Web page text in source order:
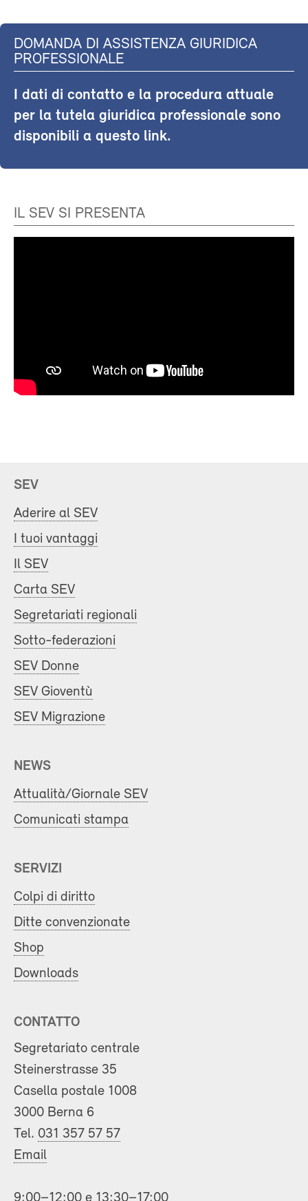
DOMANDA DI ASSISTENZA GIURIDICA
PROFESSIONALE
I dati di contatto e la procedura attuale
per la tutela giuridica professionale sono
disponibili a questo link.
IL SEV SI PRESENTA
SEV
Aderire al SEV
I tuoi vantaggi
Il SEV
Carta SEV
Segretariati regionali
Sotto-federazioni
SEV Donne
SEV Gioventù
SEV Migrazione
NEWS
Attualità/Giornale SEV
Comunicati stampa
SERVIZI
Colpi di diritto
Ditte convenzionate
Shop
Downloads
CONTATTO
Segretariato centrale
Steinerstrasse 35
Casella postale 1008
3000 Berna 6
Tel. 031 357 57 57
Email
9:00–12:00 e 13:30–17:00